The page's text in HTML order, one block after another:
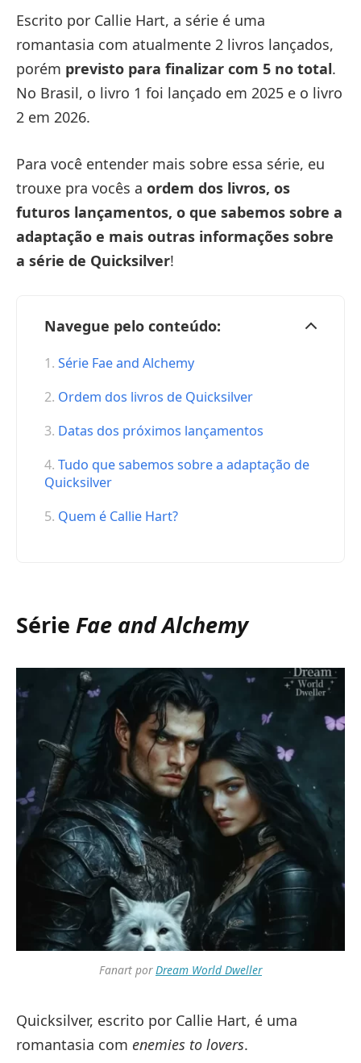
Escrito por Callie Hart, a série é uma
romantasia com atualmente 2 livros lançados,
porém previsto para finalizar com 5 no total.
No Brasil, o livro 1 foi lançado em 2025 e o livro
2 em 2026.
Para você entender mais sobre essa série, eu
trouxe pra vocês a ordem dos livros, os
futuros lançamentos, o que sabemos sobre a
adaptação e mais outras informações sobre
a série de Quicksilver!
Navegue pelo conteúdo:
Série Fae and Alchemy
Ordem dos livros de Quicksilver
Datas dos próximos lançamentos
Tudo que sabemos sobre a adaptação de
Quicksilver
Quem é Callie Hart?
Série Fae and Alchemy
Fanart porDream World Dweller
Quicksilver, escrito por Callie Hart, é uma
romantasia com enemies to lovers.